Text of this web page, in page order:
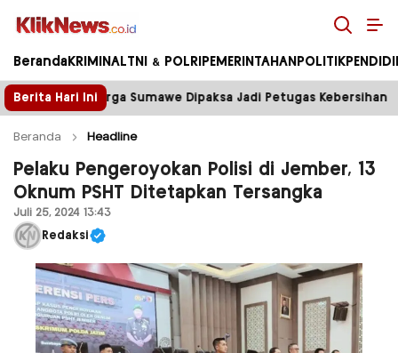
Kliknews.co.id
Beranda KRIMINAL TNI & POLRI PEMERINTAHAN POLITIK
Berita Hari Ini
Jadi Petugas Kebersihan Tower Disegel,
Beranda Headline
Pelaku Pengeroyokan Polisi di Jember, 13
Oknum PSHT Ditetapkan Tersangka
Juli 25, 2024 13:43
Redaksi